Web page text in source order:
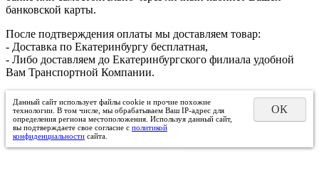
банковской карты.
После подтверждения оплаты мы доставляем товар:
- Доставка по Екатеринбургу бесплатная,
- Либо доставляем до Екатеринбургского филиала удобной
Вам Транспортной Компании.
Данный сайт использует файлы cookie и прочие похожие
технологии. В том числе, мы обрабатываем Ваш IP-адрес для
определения региона местоположения. Используя данный сайт,
вы подтверждаете свое согласие с политикой
конфиденциальности сайта.
ОК